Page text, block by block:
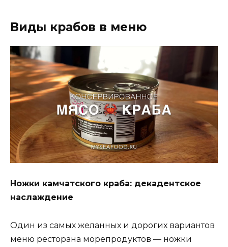
Виды крабов в меню
Ножки камчатского краба: декадентское
наслаждение
Один из самых желанных и дорогих вариантов
меню ресторана морепродуктов — ножки